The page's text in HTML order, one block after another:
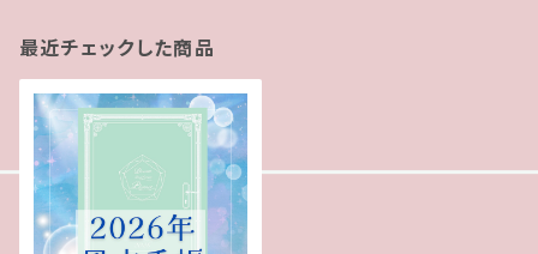
最近チェックした商品